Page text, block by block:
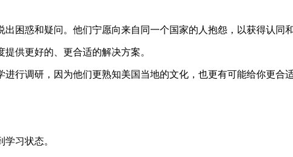
困惑和疑问。他们宁愿向来自同一个国家的人抱怨，以获得认同和
供更好的、更合适的解决方案。
行调研，因为他们更熟知美国当地的文化，也更有可能给你更合适
习状态。